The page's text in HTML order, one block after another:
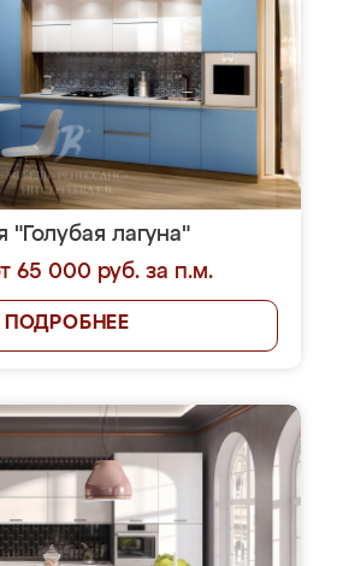
"Голубая лагуна"
65 000 руб. за п.м.
ПОДРОБНЕЕ